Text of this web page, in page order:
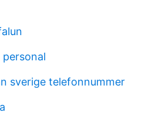
personal
sverige telefonnummer